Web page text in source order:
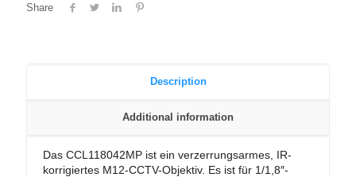
Share
Description
Additional information
Das CCL118042MP ist ein verzerrungsarmes, IR-
korrigiertes M12-CCTV-Objektiv. Es ist für 1/1,8″-